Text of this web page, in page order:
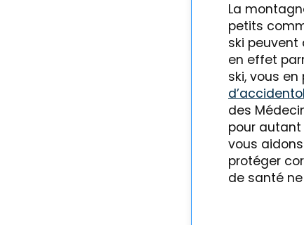
La
petits
ski peuvent
en effet
ski, vous
des
pour autant
vous
protéger
de santé